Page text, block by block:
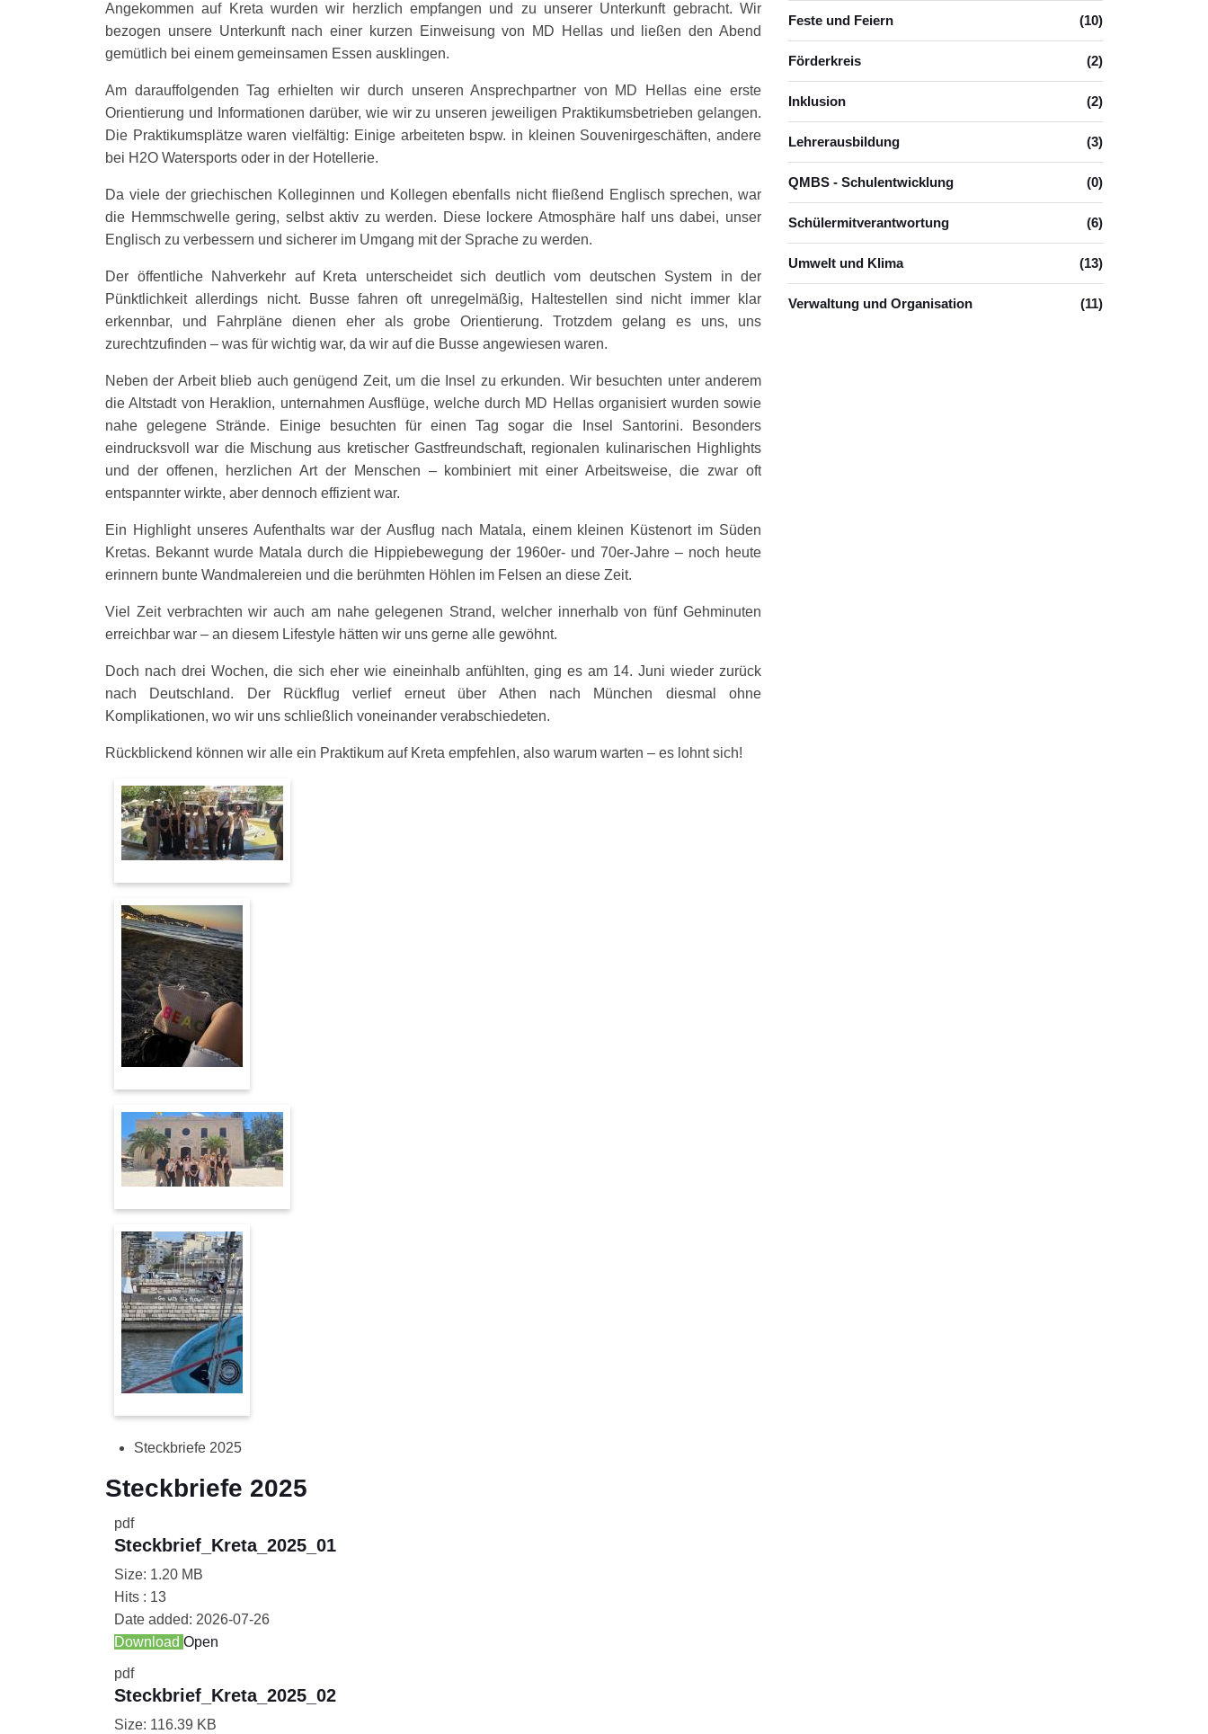
Angekommen auf Kreta wurden wir herzlich empfangen und zu unserer Unterkunft gebracht. Wir
bezogen unsere Unterkunft nach einer kurzen Einweisung von MD Hellas und ließen den Abend
gemütlich bei einem gemeinsamen Essen ausklingen.
Am darauffolgenden Tag erhielten wir durch unseren Ansprechpartner von MD Hellas eine erste
Orientierung und Informationen darüber, wie wir zu unseren jeweiligen Praktikumsbetrieben gelangen.
Die Praktikumsplätze waren vielfältig: Einige arbeiteten bspw. in kleinen Souvenirgeschäften, andere
bei H2O Watersports oder in der Hotellerie.
Da viele der griechischen Kolleginnen und Kollegen ebenfalls nicht fließend Englisch sprechen, war
die Hemmschwelle gering, selbst aktiv zu werden. Diese lockere Atmosphäre half uns dabei, unser
Englisch zu verbessern und sicherer im Umgang mit der Sprache zu werden.
Der öffentliche Nahverkehr auf Kreta unterscheidet sich deutlich vom deutschen System in der
Pünktlichkeit allerdings nicht. Busse fahren oft unregelmäßig, Haltestellen sind nicht immer klar
erkennbar, und Fahrpläne dienen eher als grobe Orientierung. Trotzdem gelang es uns, uns
zurechtzufinden – was für wichtig war, da wir auf die Busse angewiesen waren.
Neben der Arbeit blieb auch genügend Zeit, um die Insel zu erkunden. Wir besuchten unter anderem
die Altstadt von Heraklion, unternahmen Ausflüge, welche durch MD Hellas organisiert wurden sowie
nahe gelegene Strände. Einige besuchten für einen Tag sogar die Insel Santorini. Besonders
eindrucksvoll war die Mischung aus kretischer Gastfreundschaft, regionalen kulinarischen Highlights
und der offenen, herzlichen Art der Menschen – kombiniert mit einer Arbeitsweise, die zwar oft
entspannter wirkte, aber dennoch effizient war.
Ein Highlight unseres Aufenthalts war der Ausflug nach Matala, einem kleinen Küstenort im Süden
Kretas. Bekannt wurde Matala durch die Hippiebewegung der 1960er- und 70er-Jahre – noch heute
erinnern bunte Wandmalereien und die berühmten Höhlen im Felsen an diese Zeit.
Viel Zeit verbrachten wir auch am nahe gelegenen Strand, welcher innerhalb von fünf Gehminuten
erreichbar war – an diesem Lifestyle hätten wir uns gerne alle gewöhnt.
Doch nach drei Wochen, die sich eher wie eineinhalb anfühlten, ging es am 14. Juni wieder zurück
nach Deutschland. Der Rückflug verlief erneut über Athen nach München diesmal ohne
Komplikationen, wo wir uns schließlich voneinander verabschiedeten.
Rückblickend können wir alle ein Praktikum auf Kreta empfehlen, also warum warten – es lohnt sich!
Steckbriefe 2025
Steckbriefe 2025
pdf
Steckbrief_Kreta_2025_01
Size: 1.20 MB
Hits : 13
Date added: 2026-07-26
Download Open
pdf
Steckbrief_Kreta_2025_02
Size: 116.39 KB
Feste und Feiern (10)
Förderkreis (2)
Inklusion (2)
Lehrerausbildung (3)
QMBS - Schulentwicklung (0)
Schülermitverantwortung (6)
Umwelt und Klima (13)
Verwaltung und Organisation (11)